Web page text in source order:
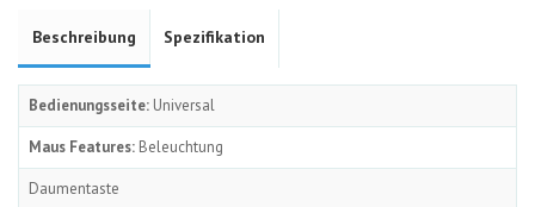
Beschreibung Spezifikation
Bedienungsseite: Universal
Maus Features: Beleuchtung
Daumentaste